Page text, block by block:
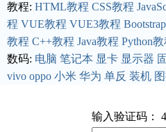
教程: HTML教程 CSS教程
程 VUE教程 VUE3教程
教程 C++教程 Java教程 Python教
数码: 电脑 笔记本 显卡 显示器
vivo oppo 小米 华为 单反 装机
输入验证码：